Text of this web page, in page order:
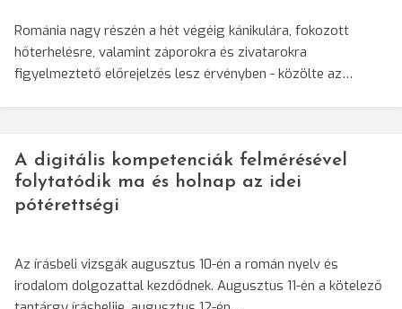
Románia nagy részén a hét végéig kánikulára, fokozott
hőterhelésre, valamint záporokra és zivatarokra
figyelmeztető előrejelzés lesz érvényben - közölte az…
A digitális kompetenciák felmérésével
folytatódik ma és holnap az idei
pótérettségi
Az írásbeli vizsgák augusztus 10-én a román nyelv és
irodalom dolgozattal kezdődnek. Augusztus 11-én a kötelező